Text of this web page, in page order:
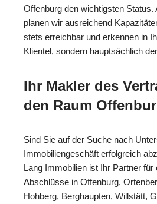
Offenburg den wichtigsten Status.
planen wir ausreichend
stets erreichbar und erkennen in
Klientel, sondern hauptsächlich
Ihr Makler des
den Raum
Sind Sie auf der Suche nach
Immobiliengeschäft erfolgreich
Lang Immobilien ist Ihr Partner für
Abschlüsse in Offenburg,
Hohberg, Berghaupten, Willstätt,